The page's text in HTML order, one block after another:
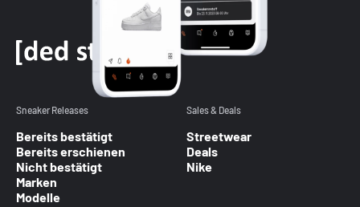
Sneaker Releases
Bereits bestätigt
Bereits erschienen
Nicht bestätigt
Marken
Modelle
Sales & Deals
Streetwear
Deals
Nike